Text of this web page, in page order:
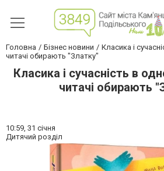
Головна Бізнес новини
Класика і
читачі обирають "Златку"
Класика і сучасність в
читачі обирають
10:59, 31 січня
Дитячий розділ